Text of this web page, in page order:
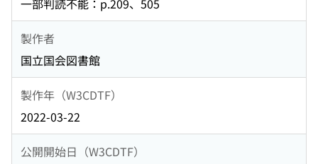
一部判読不能：p.209、505
製作者
国立国会図書館
製作年（W3CDTF）
2022-03-22
公開開始日（W3CDTF）